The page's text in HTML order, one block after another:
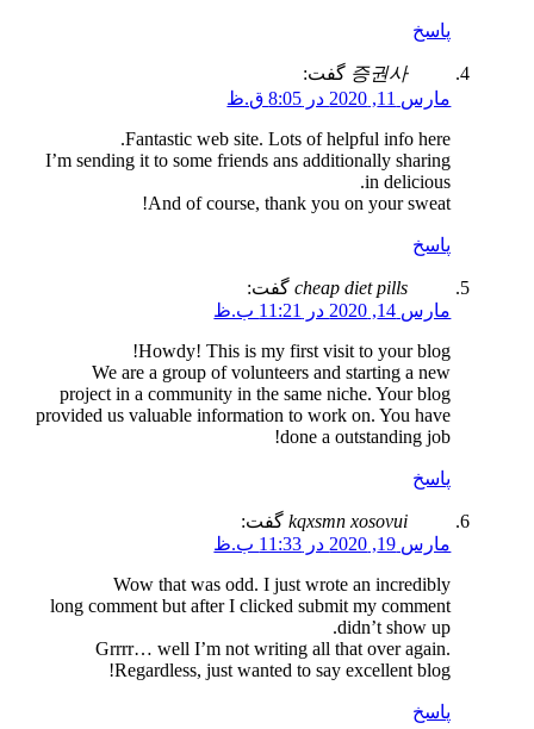
سایت شرکتی نگین
فروشگاه اینترنتی سینراتو
증권사
گفت:
Fantastic web site. Lots of helpful info here.
I’m sending it to some friends ans additionally sharing
in delicious.
And of course, thank you on your sweat!
cheap diet pills گفت:
Howdy! This is my first visit to your blog!
We are a group of volunteers and starting a new
project in a community in the same niche. Your blog
provided us valuable information to work on. You have
done a outstanding job!
kqxsmn xosovui گفت:
Wow that was odd. I just wrote an incredibly
long comment but after I clicked submit my comment
didn’t show up.
Grrrr… well I’m not writing all that over again.
Regardless, just wanted to say excellent blog!